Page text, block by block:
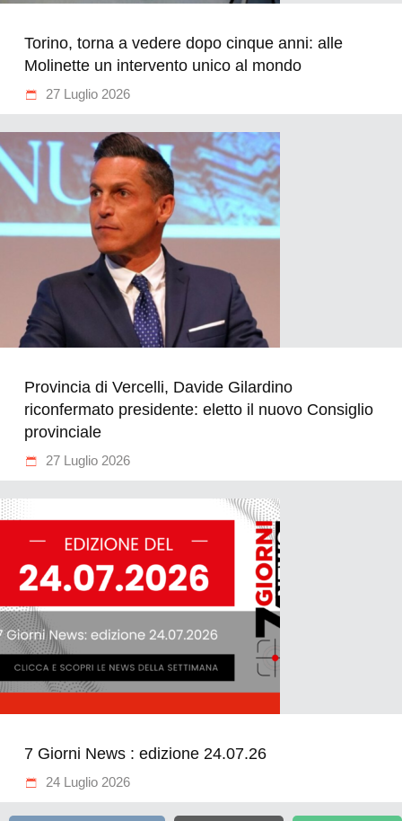
Torino, torna a vedere dopo cinque anni: alle
Molinette un intervento unico al mondo
27 Luglio 2026
Provincia di Vercelli, Davide Gilardino
riconfermato presidente: eletto il nuovo Consiglio
provinciale
27 Luglio 2026
7 Giorni News : edizione 24.07.26
24 Luglio 2026